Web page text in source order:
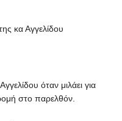
κα Αγγελίδου
όταν μιλάει για
στο παρελθόν.